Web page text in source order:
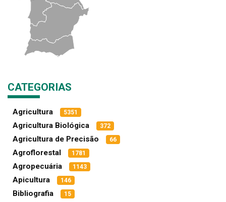
CATEGORIAS
Agricultura 5351
Agricultura Biológica 372
Agricultura de Precisão 66
Agroflorestal 1781
Agropecuária 1143
Apicultura 146
Bibliografia 15